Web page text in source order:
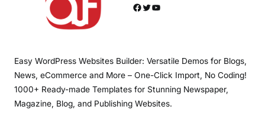
Facebook Twitter YouTube
Easy WordPress Websites Builder: Versatile Demos for Blogs,
News, eCommerce and More – One-Click Import, No Coding!
1000+ Ready-made Templates for Stunning Newspaper,
Magazine, Blog, and Publishing Websites.